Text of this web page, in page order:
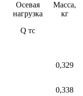
Осевая
нагрузка
Q тc
Масса,
кг
0,329
0,338